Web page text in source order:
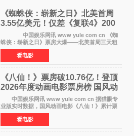
《蜘蛛侠：崭新之日》北美首周
3.55亿美元！仅差《复联4》200
万 影史第二全球开画
中国娱乐网讯 www yule com cn 《蜘
蛛侠：崭新之日》票房大爆——北美首周三天粗
报3 55亿美元，仅比影史最高北美开画《复仇者
联盟4：终局之战》的3 571亿美元少200万出头，
精报调整后仍
看电影
《八仙！》票房破10.76亿！登顶
2026年度动画电影票房榜 国风动
画逆袭暑期档
中国娱乐网讯 www yule com cn 据猫眼专
业版实时数据，国风动画电影《八仙！》累计票
房突破10 76亿元，超过《熊出没·年年有熊》，
暂列2026年度动画影片票房榜冠军。该片自暑期
档登陆院线以
看电影